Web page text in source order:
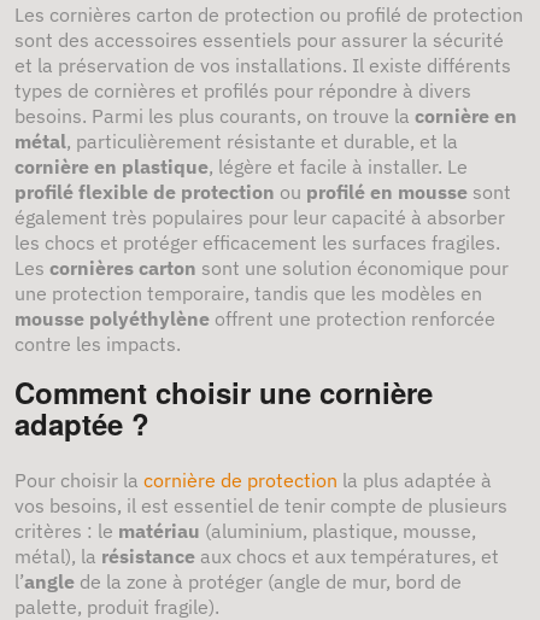
Les cornières carton de protection ou profilé de protection
sont des accessoires essentiels pour assurer la sécurité
et la préservation de vos installations. Il existe différents
types de cornières et profilés pour répondre à divers
besoins. Parmi les plus courants, on trouve la cornière en
métal, particulièrement résistante et durable, et la
cornière en plastique, légère et facile à installer. Le
profilé flexible de protection ou profilé en mousse sont
également très populaires pour leur capacité à absorber
les chocs et protéger efficacement les surfaces fragiles.
Les cornières carton sont une solution économique pour
une protection temporaire, tandis que les modèles en
mousse polyéthylène offrent une protection renforcée
contre les impacts.
Comment choisir une cornière
adaptée ?
Pour choisir la cornière de protection la plus adaptée à
vos besoins, il est essentiel de tenir compte de plusieurs
critères : le matériau (aluminium, plastique, mousse,
métal), la résistance aux chocs et aux températures, et
l’angle de la zone à protéger (angle de mur, bord de
palette, produit fragile).